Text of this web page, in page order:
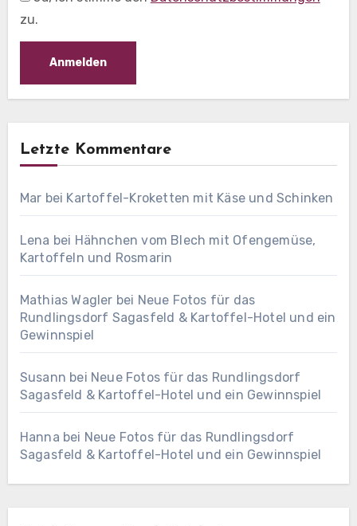
zu.
Letzte Kommentare
Mar bei Kartoffel-Kroketten mit Käse und Schinken
Lena bei Hähnchen vom Blech mit Ofengemüse,
Kartoffeln und Rosmarin
Mathias Wagler bei Neue Fotos für das
Rundlingsdorf Sagasfeld & Kartoffel-Hotel und ein
Gewinnspiel
Susann bei Neue Fotos für das Rundlingsdorf
Sagasfeld & Kartoffel-Hotel und ein Gewinnspiel
Hanna bei Neue Fotos für das Rundlingsdorf
Sagasfeld & Kartoffel-Hotel und ein Gewinnspiel